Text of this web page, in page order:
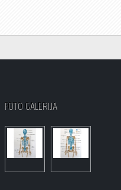
FOTO GALERIJA